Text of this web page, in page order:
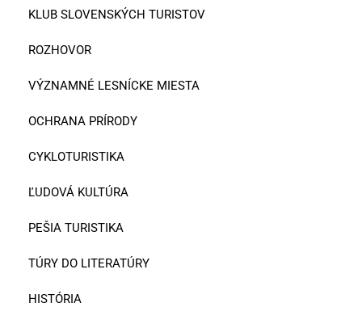
KLUB SLOVENSKÝCH TURISTOV
ROZHOVOR
VÝZNAMNÉ LESNÍCKE MIESTA
OCHRANA PRÍRODY
CYKLOTURISTIKA
ĽUDOVÁ KULTÚRA
PEŠIA TURISTIKA
TÚRY DO LITERATÚRY
HISTÓRIA